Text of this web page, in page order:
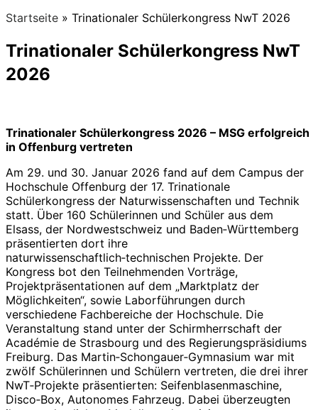
Startseite » Trinationaler Schülerkongress NwT 2026
Trinationaler Schülerkongress NwT
2026
Trinationaler Schülerkongress 2026 – MSG erfolgreich
in Offenburg vertreten
Am 29. und 30. Januar 2026 fand auf dem Campus der
Hochschule Offenburg der 17. Trinationale
Schülerkongress der Naturwissenschaften und Technik
statt. Über 160 Schülerinnen und Schüler aus dem
Elsass, der Nordwestschweiz und Baden‑Württemberg
präsentierten dort ihre
naturwissenschaftlich‑technischen Projekte. Der
Kongress bot den Teilnehmenden Vorträge,
Projektpräsentationen auf dem „Marktplatz der
Möglichkeiten“, sowie Laborführungen durch
verschiedene Fachbereiche der Hochschule. Die
Veranstaltung stand unter der Schirmherrschaft der
Académie de Strasbourg und des Regierungspräsidiums
Freiburg. Das Martin‑Schongauer‑Gymnasium war mit
zwölf Schülerinnen und Schülern vertreten, die drei ihrer
NwT‑Projekte präsentierten: Seifenblasenmaschine,
Disco‑Box, Autonomes Fahrzeug. Dabei überzeugten